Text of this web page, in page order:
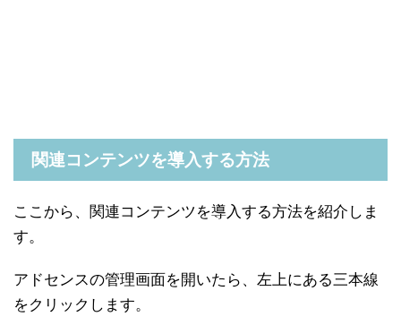
関連コンテンツを導入する方法
ここから、関連コンテンツを導入する方法を紹介しま
す。
アドセンスの管理画面を開いたら、左上にある三本線
をクリックします。